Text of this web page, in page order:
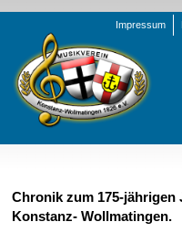
Navigation
Impressum
Verein
Vorstand
Orchester
Chronik zum 175-
Konstanz- Wollmatingen.